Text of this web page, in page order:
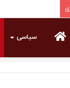
سیاسی